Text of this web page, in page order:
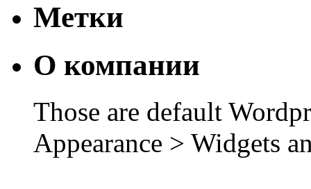
Метки
О компании
Those are default
Appearance > Widgets